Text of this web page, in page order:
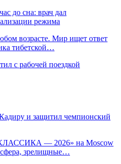
до сна: врач дал
режима
возрасте. Мир ищет ответ
тибетской…
с рабочей поездкой
и защитил чемпионский
— 2026» на Moscow
зрелищные…